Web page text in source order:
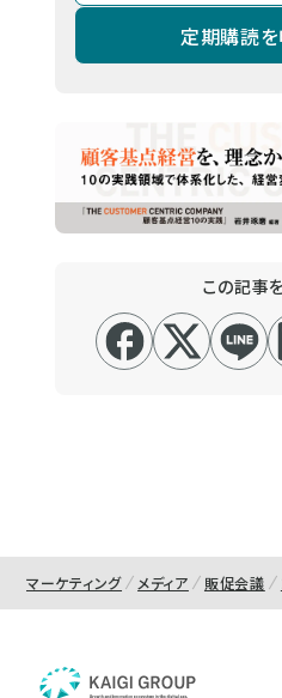
定期購読
この記事
マーケティング メディア 販促会議